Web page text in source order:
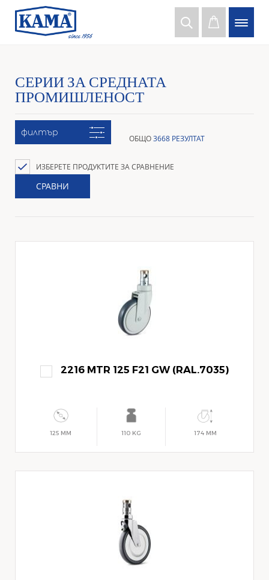
СЕРИИ ЗА СРЕДНАТА
ПРОМИШЛЕНОСТ
филтър
ОБЩО3668 РЕЗУЛТАТ
ИЗБЕРЕТЕ ПРОДУКТИТЕ ЗА СРАВНЕНИЕ
СРАВНИ
2216 MTR 125 F21 GW (RAL.7035)
125 MM 110 KG 174 MM